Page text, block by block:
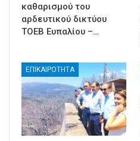
καθαρισμού του
αρδευτικού δικτύου
ΤΟΕΒ Ευπαλίου –…
ΕΠΙΚΑΙΡΟΤΗΤΑ